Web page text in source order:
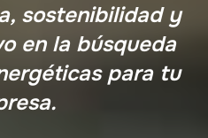
sostenibilidad y
en la búsqueda
para tu